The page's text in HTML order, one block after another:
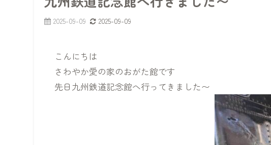
2025-09-09 2025-09-09
こんにちは
さわやか愛の家のおがた館です
先日九州鉄道記念館へ行ってきました〜